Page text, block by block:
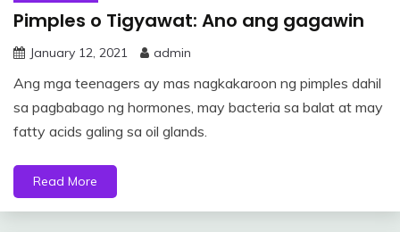
Pimples o Tigyawat: Ano ang gagawin
January 12, 2021 admin
Ang mga teenagers ay mas nagkakaroon ng pimples dahil
sa pagbabago ng hormones, may bacteria sa balat at may
fatty acids galing sa oil glands.
Read More